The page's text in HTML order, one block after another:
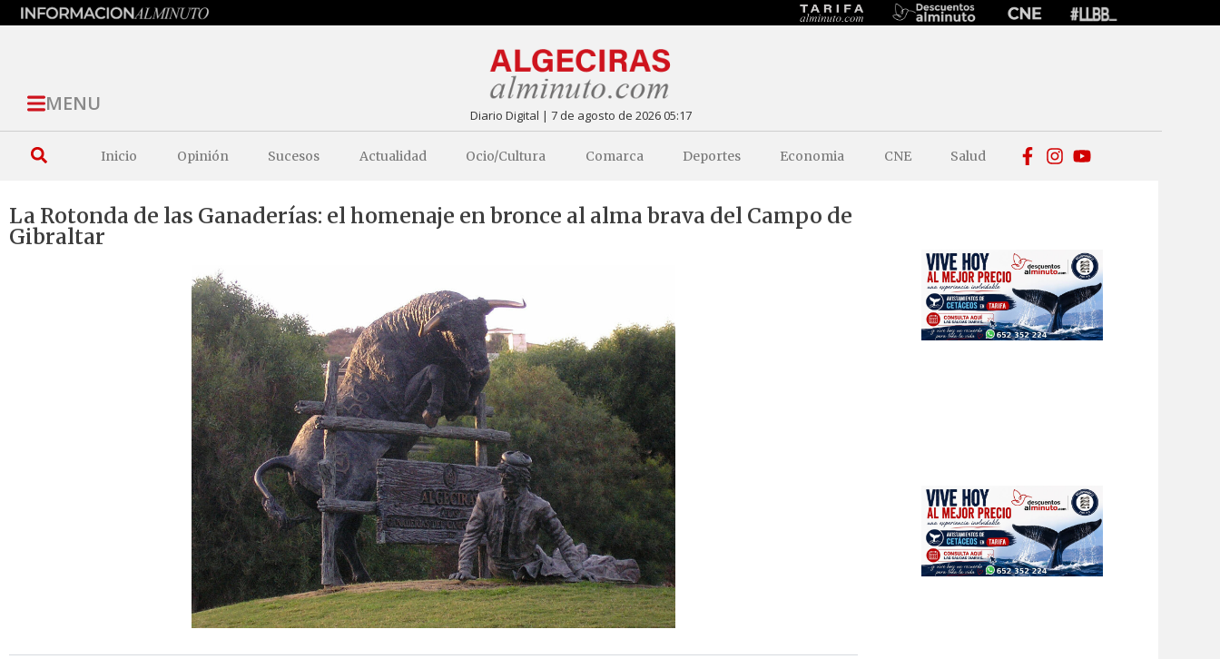
MENU Diario Digital | 7 de agosto de 2026 05:17
Inicio Opinión Sucesos Actualidad Ocio/Cultura Comarca Deportes Economia CNE Salud
La Rotonda de las Ganaderías: el homenaje en bronce al alma brava del Campo de
Gibraltar